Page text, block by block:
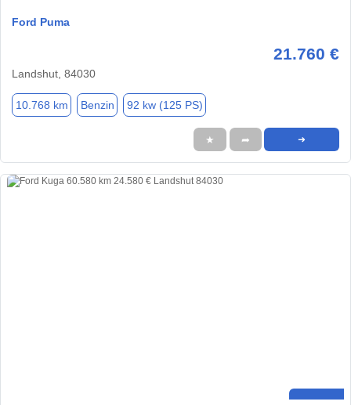
Ford Puma
21.760 €
Landshut, 84030
10.768 km Benzin 92 kw (125 PS)
★ ➦ ➜